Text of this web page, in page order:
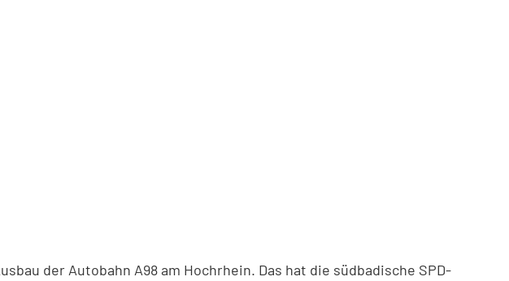
der Autobahn A98 am Hochrhein. Das hat die südbadische SPD-